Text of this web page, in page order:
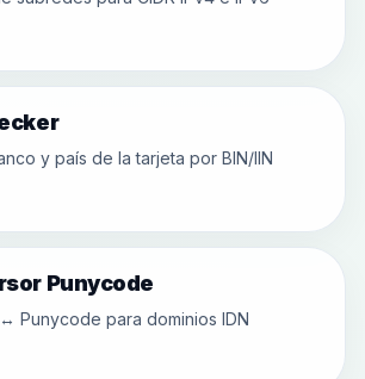
y país de la tarjeta por BIN/IIN
Punycode
Punycode para dominios IDN